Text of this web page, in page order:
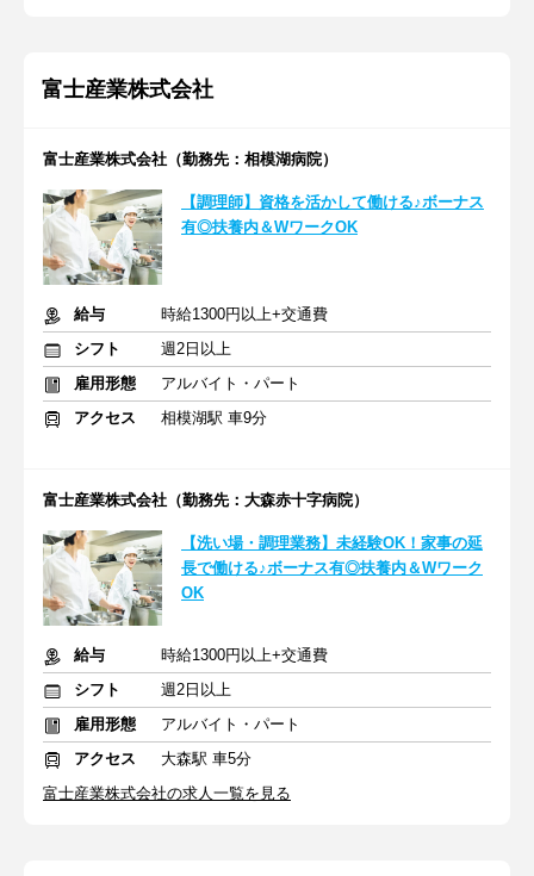
富士産業株式会社
富士産業株式会社（勤務先：相模湖病院）
【調理師】資格を活かして働ける♪ボーナス
有◎扶養内＆WワークOK
給与
時給1300円以上+交通費
シフト
週2日以上
雇用形態
アルバイト・パート
アクセス
相模湖駅 車9分
富士産業株式会社（勤務先：大森赤十字病院）
【洗い場・調理業務】未経験OK！家事の延
長で働ける♪ボーナス有◎扶養内＆Wワーク
OK
給与
時給1300円以上+交通費
シフト
週2日以上
雇用形態
アルバイト・パート
アクセス
大森駅 車5分
富士産業株式会社の求人一覧を見る